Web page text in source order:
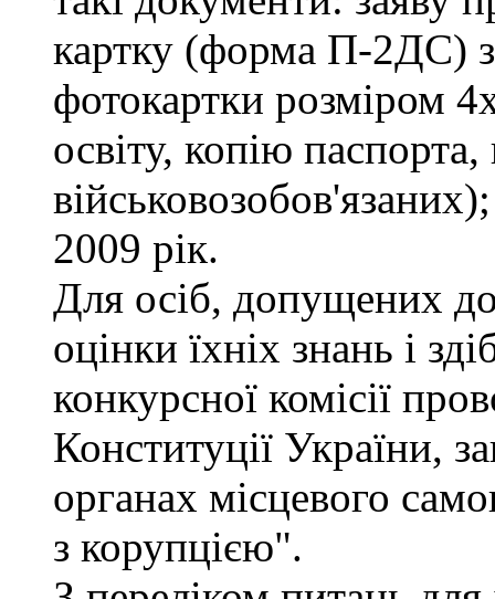
картку (форма П-2ДС) з
фотокартки розміром
освіту, копію
2009 рік.
Для осіб, допущених
оцінки їхніх знань і
конкурсної комісії
Конституції України,
органах місцевого
з корупцією".